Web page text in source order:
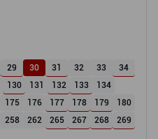
29 30 31 32 33
34
130 131 132 133
134
175 176 177 178 179
180
258 262 265 267 268
269